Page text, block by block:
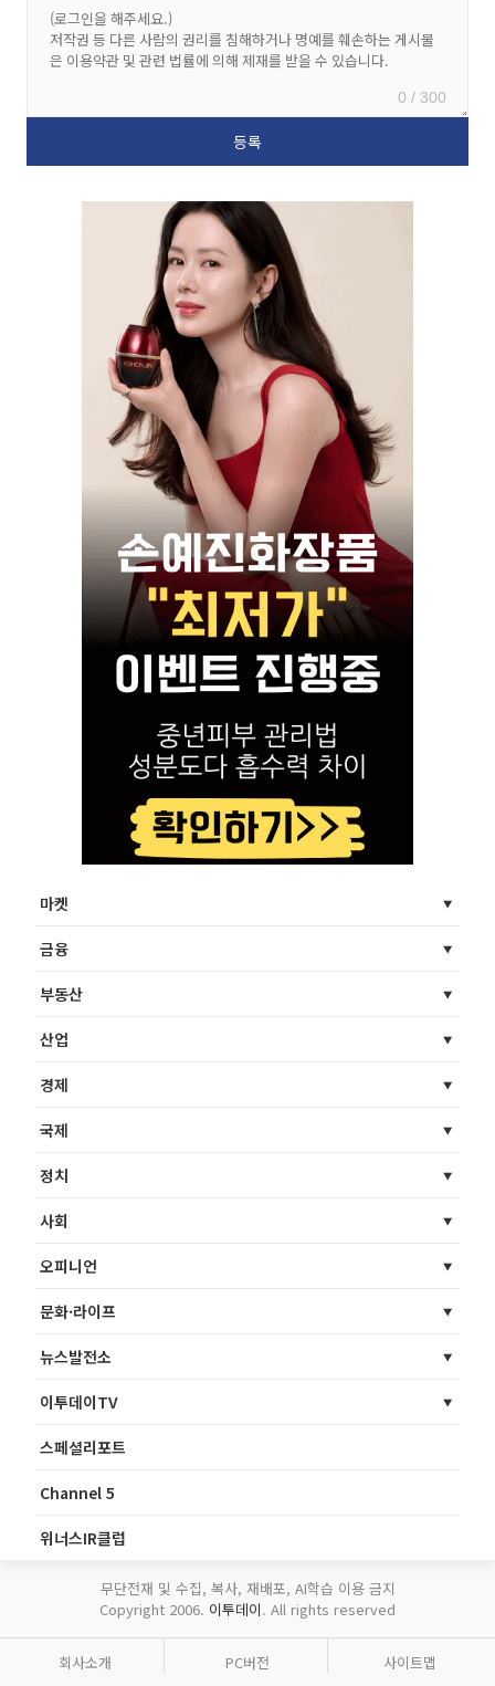
0 / 300
마켓
금융
부동산
산업
경제
국제
정치
사회
오피니언
문화·라이프
뉴스발전소
이투데이TV
스페셜리포트
Channel 5
위너스IR클럽
무단전재 및 수집, 복사, 재배포, AI학습 이용 금지
Copyright 2006. 이투데이. All rights reserved
회사소개 PC버전 사이트맵